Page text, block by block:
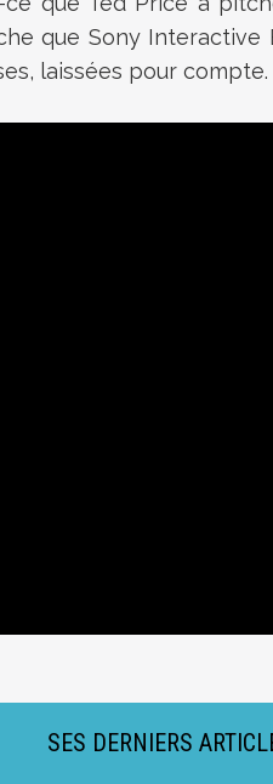
que Sony Interactive
laissées pour compte.
SES DERNIERS